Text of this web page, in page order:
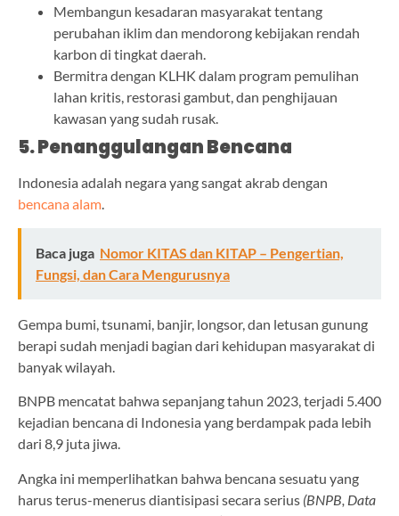
Membangun kesadaran masyarakat tentang
perubahan iklim dan mendorong kebijakan rendah
karbon di tingkat daerah.
Bermitra dengan KLHK dalam program pemulihan
lahan kritis, restorasi gambut, dan penghijauan
kawasan yang sudah rusak.
5. Penanggulangan Bencana
Indonesia adalah negara yang sangat akrab dengan
bencana alam.
Baca juga Nomor KITAS dan KITAP – Pengertian,
Fungsi, dan Cara Mengurusnya
Gempa bumi, tsunami, banjir, longsor, dan letusan gunung
berapi sudah menjadi bagian dari kehidupan masyarakat di
banyak wilayah.
BNPB mencatat bahwa sepanjang tahun 2023, terjadi 5.400
kejadian bencana di Indonesia yang berdampak pada lebih
dari 8,9 juta jiwa.
Angka ini memperlihatkan bahwa bencana sesuatu yang
harus terus-menerus diantisipasi secara serius (BNPB, Data